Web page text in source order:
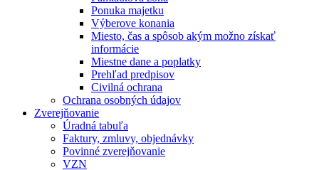
Ponuka majetku
Výberove konania
Miesto, čas a spôsob akým možno získať
informácie
Miestne dane a poplatky
Prehľad predpisov
Civilná ochrana
Ochrana osobných údajov
Zverejňovanie
Úradná tabuľa
Faktury, zmluvy, objednávky
Povinné zverejňovanie
VZN